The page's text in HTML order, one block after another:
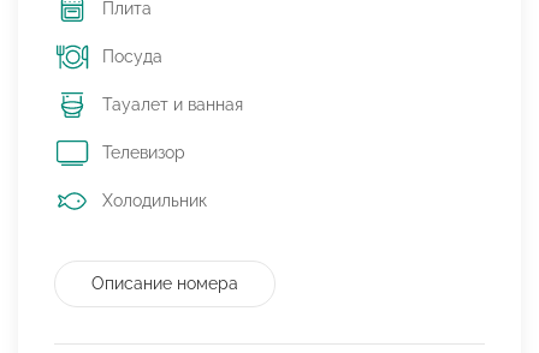
Плита
Посуда
Тауалет и ванная
Телевизор
Холодильник
Описание номера